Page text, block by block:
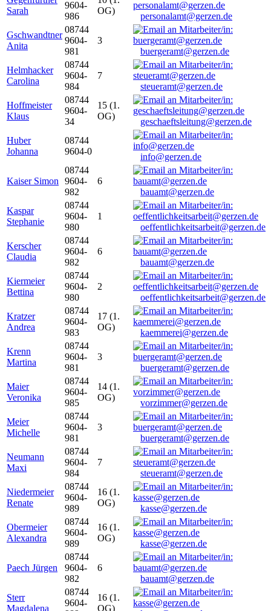
Sarah
9604-
986
OG)
personalamt@gerzen.de
Gschwandtner
Anita
08744
9604-
981
3
buergeramt@gerzen.de
Helmhacker
Carolina
08744
9604-
984
7
steueramt@gerzen.de
Hoffmeister
Klaus
08744
9604-
34
15 (1.
OG)
geschaeftsleitung@gerzen.de
Huber
Johanna
08744
9604-0
info@gerzen.de
Kaiser Simon
08744
9604-
982
6
bauamt@gerzen.de
Kaspar
Stephanie
08744
9604-
980
1
oeffentlichkeitsarbeit@gerzen.de
Kerscher
Claudia
08744
9604-
982
6
bauamt@gerzen.de
Kiermeier
Bettina
08744
9604-
980
2
oeffentlichkeitsarbeit@gerzen.de
Kratzer
Andrea
08744
9604-
983
17 (1.
OG)
kaemmerei@gerzen.de
Krenn
Martina
08744
9604-
981
3
buergeramt@gerzen.de
Maier
Veronika
08744
9604-
985
14 (1.
OG)
vorzimmer@gerzen.de
Meier
Michelle
08744
9604-
981
3
buergeramt@gerzen.de
Neumann
Maxi
08744
9604-
984
7
steueramt@gerzen.de
Niedermeier
Renate
08744
9604-
989
16 (1.
OG)
kasse@gerzen.de
Obermeier
Alexandra
08744
9604-
989
16 (1.
OG)
kasse@gerzen.de
Paech Jürgen
08744
9604-
982
6
bauamt@gerzen.de
Sterr
Magdalena
08744
9604-
16 (1.
OG)